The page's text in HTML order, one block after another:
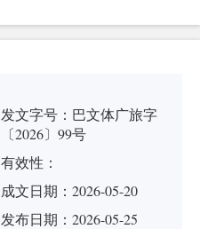
发文字号：巴文体广旅字
〔2026〕99号
有效性：
成文日期： 2026-05-20
发布日期：2026-05-25